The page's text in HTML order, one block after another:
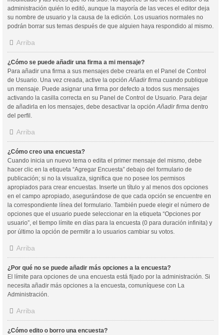
administración quién lo editó, aunque la mayoría de las veces el editor deja
su nombre de usuario y la causa de la edición. Los usuarios normales no
podrán borrar sus temas después de que alguien haya respondido al mismo.
Arriba
¿Cómo se puede añadir una firma a mi mensaje?
Para añadir una firma a sus mensajes debe crearla en el Panel de Control
de Usuario. Una vez creada, active la opciónAñadir firma cuando publique
un mensaje. Puede asignar una firma por defecto a todos sus mensajes
activando la casilla correcta en su Panel de Control de Usuario. Para dejar
de añadirla en los mensajes, debe desactivar la opciónAñadir firma dentro
del perfil.
Arriba
¿Cómo creo una encuesta?
Cuando inicia un nuevo tema o edita el primer mensaje del mismo, debe
hacer clic en la etiqueta “Agregar Encuesta” debajo del formulario de
publicación; si no la visualiza, significa que no posee los permisos
apropiados para crear encuestas. Inserte un título y al menos dos opciones
en el campo apropiado, asegurándose de que cada opción se encuentre en
la correspondiente línea del formulario. También puede elegir el número de
opciones que el usuario puede seleccionar en la etiqueta “Opciones por
usuario”, el tiempo límite en días para la encuesta (0 para duración infinita) y
por último la opción de permitir a lo usuarios cambiar su votos.
Arriba
¿Por qué no se puede añadir más opciones a la encuesta?
El límite para opciones de una encuesta está fijado por la administración. Si
necesita añadir más opciones a la encuesta, comuníquese con La
Administración.
Arriba
¿Cómo edito o borro una encuesta?